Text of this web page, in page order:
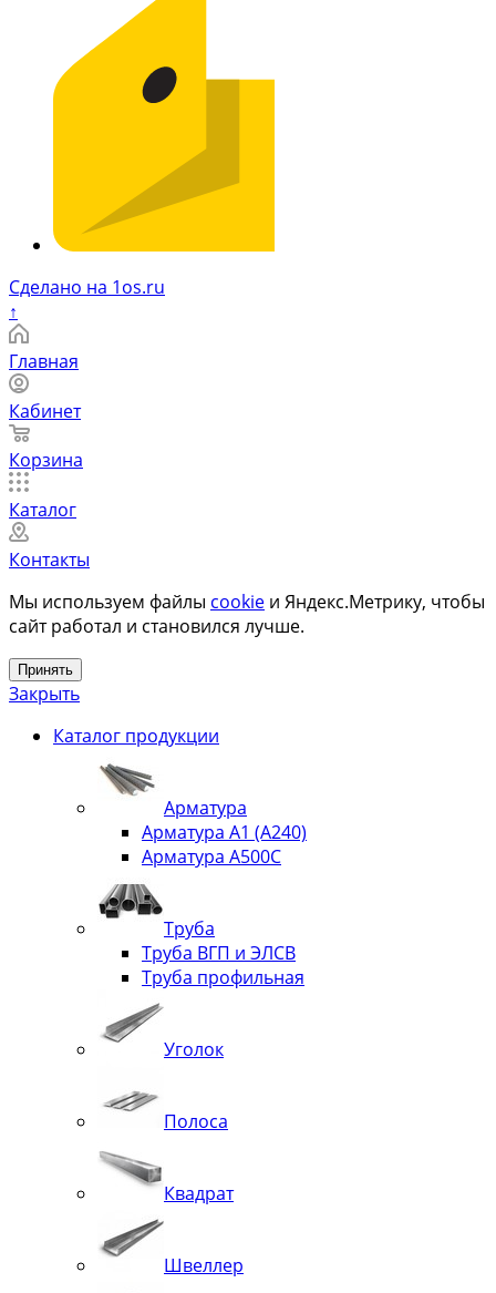
Сделано на 1os.ru
↑
Главная
Кабинет
Корзина
Каталог
Контакты
Мы используем файлы cookie и Яндекс.Метрику, чтобы
сайт работал и становился лучше.
Принять
Закрыть
Каталог продукции
Арматура
Арматура А1 (А240)
Арматура А500С
Труба
Труба ВГП и ЭЛСВ
Труба профильная
Уголок
Полоса
Квадрат
Швеллер